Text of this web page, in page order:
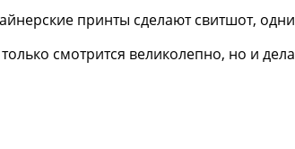
принты сделают свитшот,
смотрится великолепно, но и